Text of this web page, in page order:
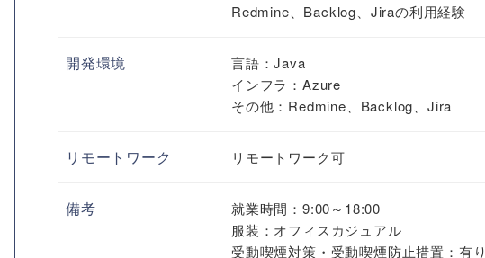
Redmine、Backlog、Jiraの利用経験
開発環境
言語：Java
インフラ：Azure
その他：Redmine、Backlog、Jira
リモートワーク リモートワーク可
備考
就業時間：9:00～18:00
服装：オフィスカジュアル
受動喫煙対策・受動喫煙防止措置：有り